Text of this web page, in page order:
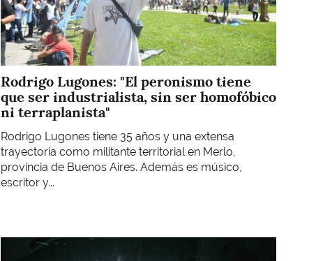
Rodrigo Lugones: "El peronismo tiene
que ser industrialista, sin ser homofóbico
ni terraplanista"
Rodrigo Lugones tiene 35 años y una extensa
trayectoria como militante territorial en Merlo,
provincia de Buenos Aires. Además es músico,
escritor y...
Imagen